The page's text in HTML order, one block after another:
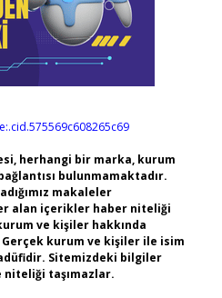
herhangi bir marka, kurum
bulunmamaktadır.
makaleler
alan içerikler haber niteliği
ve kişiler hakkında
Gerçek kurum ve kişiler ile isim
Sitemizdeki bilgiler
taşımazlar.